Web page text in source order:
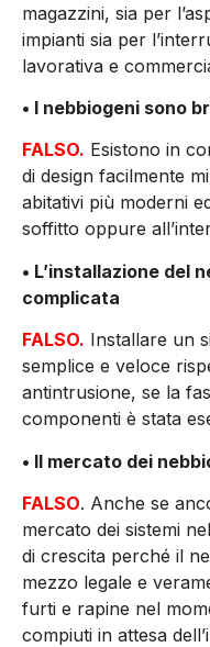
magazzini, sia per
impianti sia per
lavorativa e
• I nebbiogeni sono
FALSO. Esistono in
di design facilmente
abitativi più moderni
soffitto oppure
• L’installazione del
complicata
FALSO. Installare un
semplice e veloce
antintrusione, se la
componenti è stata
• Il mercato dei
FALSO. Anche se
mercato dei sistemi
di crescita perché il
mezzo legale e
furti e rapine nel
compiuti in attesa